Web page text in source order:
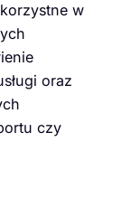
w
oraz
czy